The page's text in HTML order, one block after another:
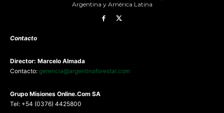
Argentina y América Latina
Contacto
Director: Marcelo Almada
Contacto: gerencia@argentinaforestal.com
Grupo Misiones Online.Com SA
Tel: +54 (0376) 4425800